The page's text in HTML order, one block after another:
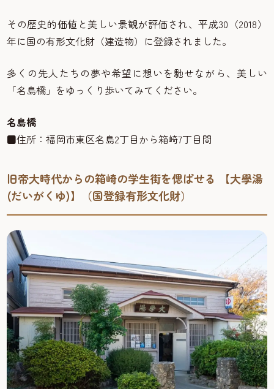
その歴史的価値と美しい景観が評価され、平成30（2018）
年に国の有形文化財（建造物）に登録されました。
多くの先人たちの夢や希望に想いを馳せながら、美しい
「名島橋」をゆっくり歩いてみてください。
名島橋
■住所：福岡市東区名島2丁目から箱崎7丁目間
旧帝大時代からの箱崎の学生街を偲ばせる 【大學湯
(だいがくゆ)】（国登録有形文化財）